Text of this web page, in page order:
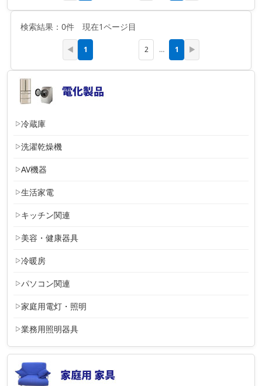
冷蔵庫
洗濯乾燥機
AV機器
生活家電
キッチン関連
美容・健康器具
冷暖房
パソコン関連
家庭用電灯・照明
業務用照明器具
検索結果：0件 現在1ページ目
◀ 1 2 … 1 ▶